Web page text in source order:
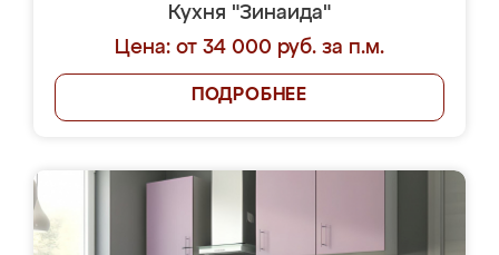
Кухня "Зинаида"
Цена: от 34 000 руб. за п.м.
ПОДРОБНЕЕ